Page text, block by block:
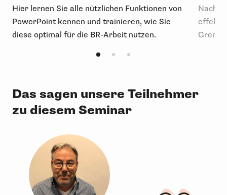
Hier lernen Sie alle nützlichen Funktionen von
PowerPoint kennen und trainieren, wie Sie
diese optimal für die BR-Arbeit nutzen.
Nach
Das sagen unsere Teilnehmer
zu diesem Seminar